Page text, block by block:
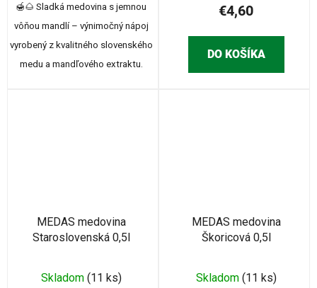
🍯🌰 Sladká medovina s jemnou
vôňou mandlí – výnimočný nápoj
vyrobený z kvalitného slovenského
medu a mandľového extraktu.
€4,60
DO KOŠÍKA
MEDAS medovina
Staroslovenská 0,5l
Skladom (11 ks)
MEDAS medovina
Škoricová 0,5l
Skladom (11 ks)